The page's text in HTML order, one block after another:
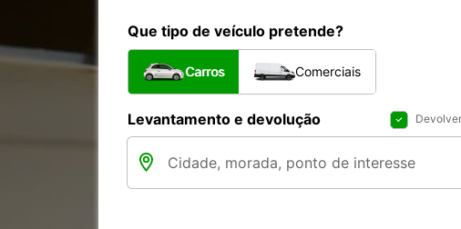
Que tipo de veículo pretende?
Carros Comerciais
Levantamento e devolução